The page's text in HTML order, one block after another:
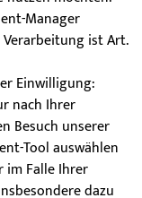
Manager
ist Art.
Einwilligung:
nach Ihrer
Besuch unserer
Tool auswählen
im Falle Ihrer
dazu